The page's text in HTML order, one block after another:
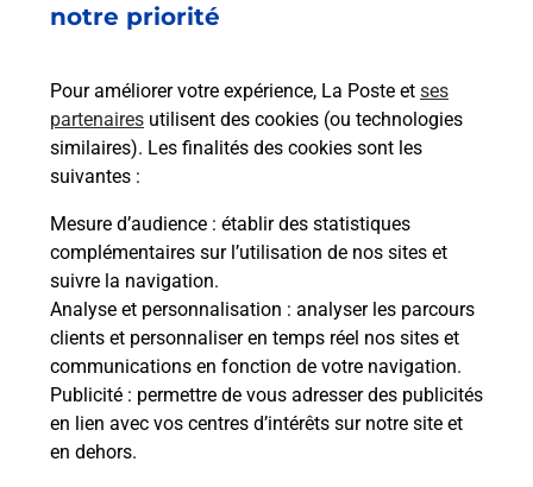
notre priorité
Pour améliorer votre expérience, La Poste et ses
partenaires utilisent des cookies (ou technologies
similaires). Les finalités des cookies sont les
suivantes :
Mesure d’audience : établir des statistiques
complémentaires sur l’utilisation de nos sites et
suivre la navigation.
Analyse et personnalisation : analyser les parcours
clients et personnaliser en temps réel nos sites et
communications en fonction de votre navigation.
Publicité : permettre de vous adresser des publicités
en lien avec vos centres d’intérêts sur notre site et
en dehors.
Acheter un iPhone neuf ou reconditionné
Vous recherchez un smartphone pas cher proche
de chez vous ? Découvrez notre offre de
téléphones iPhone Apple dans vos bureaux de
Poste à MIREPOIX (09500) !
En savoir plus